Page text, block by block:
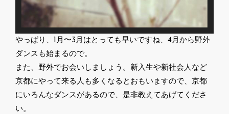
やっぱり、1月〜3月はとっても早いですね、4月から野外
ダンスも始まるので。
また、野外でお会いしましょう。新入生や新社会人など
京都にやって来る人も多くなるとおもいますので、京都
にいろんなダンスがあるので、是非教えてあげてくださ
い。